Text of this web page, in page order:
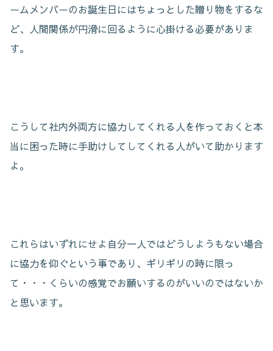
ームメンバーのお誕生日にはちょっとした贈り物をするな
ど、人間関係が円滑に回るように心掛ける必要がありま
す。
こうして社内外両方に協力してくれる人を作っておくと本
当に困った時に手助けしてしてくれる人がいて助かります
よ。
これらはいずれにせよ自分一人ではどうしようもない場合
に協力を仰ぐという事であり、ギリギリの時に限っ
て・・・くらいの感覚でお願いするのがいいのではないか
と思います。